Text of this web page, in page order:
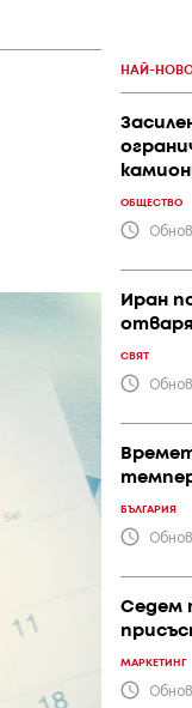
НАЙ-
ОБЩЕСТВО
Иран
СВЯТ
БЪЛГАРИЯ
Седем
МАРКЕТИНГ